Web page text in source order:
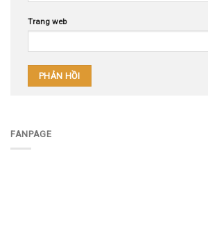
Trang web
FANPAGE